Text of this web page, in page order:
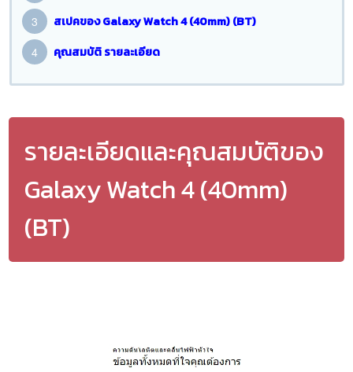
สเปคของ Galaxy Watch 4 (40mm) (BT)
คุณสมบัติ รายละเอียด
รายละเอียดและคุณสมบัติของ
Galaxy Watch 4 (40mm)
(BT)